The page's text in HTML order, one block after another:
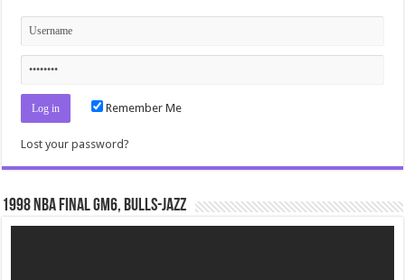
Remember Me
Lost your password?
1998 NBA Final gm6, Bulls-Jazz